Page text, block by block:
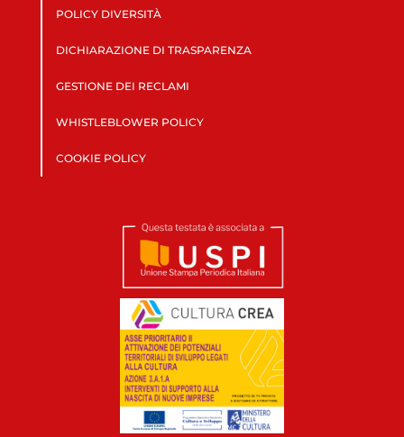
POLICY DIVERSITÀ
DICHIARAZIONE DI TRASPARENZA
GESTIONE DEI RECLAMI
WHISTLEBLOWER POLICY
COOKIE POLICY